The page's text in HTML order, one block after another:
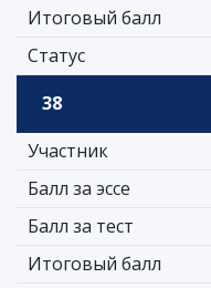
Итоговый балл
Статус
38
Участник
Балл за эссе
Балл за тест
Итоговый балл